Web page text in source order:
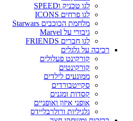
לגו טכניק וSPEED
לגו פרחים ICONS
מלחמת הכוכבים Starwars
גיבורי על Marvel
לגו חברים FRIENDS
רכיבה על גלגלים
קורקינט פעלולים
קורקינטים
ממונעים לילדים
סקייטבורדים
קסדות ומגנים
אופני איזון ואופניים
גלגיליות ורולרבליידס